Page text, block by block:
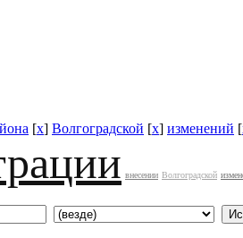
[x] Волгоградской [x] изменений [
внесении Волгоградской